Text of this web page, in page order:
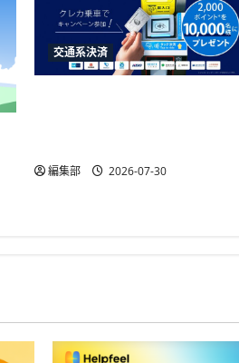
交通系決済
編集部 2026-07-30